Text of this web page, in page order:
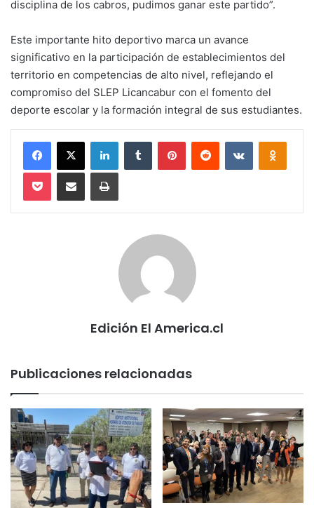
disciplina de los cabros, pudimos ganar este partido”.
Este importante hito deportivo marca un avance
significativo en la participación de establecimientos del
territorio en competencias de alto nivel, reflejando el
compromiso del SLEP Licancabur con el fomento del
deporte escolar y la formación integral de sus estudiantes.
Facebook
X LinkedInTumblr PinterestReddit VKontakte
Pocket Compartir via email Imprimir
Edición El America.cl
Publicaciones relacionadas